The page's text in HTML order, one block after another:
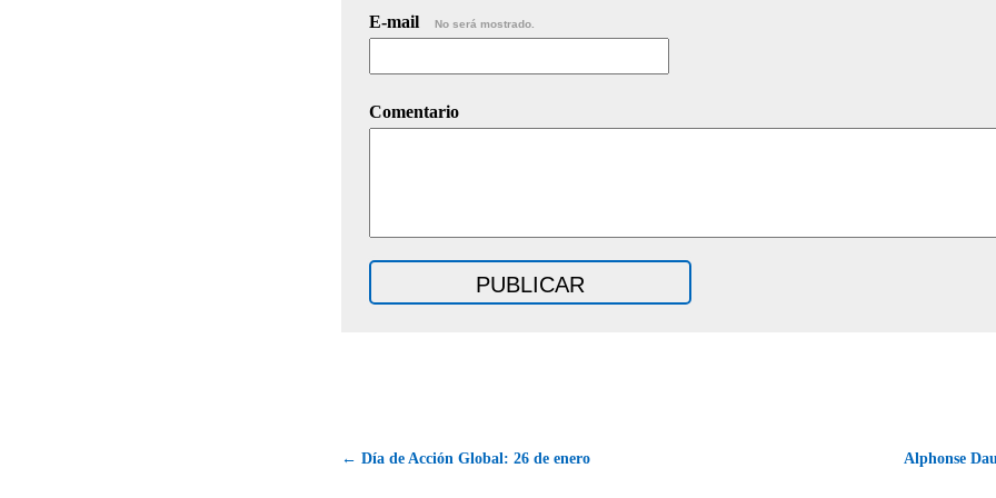
E-mail No será mostrado.
Comentario
← Día de Acción Global: 26 de enero Alphonse